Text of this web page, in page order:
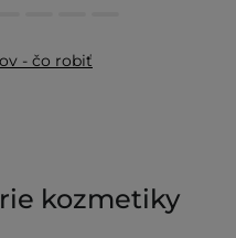
- čo robiť
kozmetiky